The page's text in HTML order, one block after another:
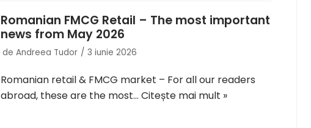
Romanian FMCG Retail – The most important
news from May 2026
de Andreea Tudor 3 iunie 2026
Romanian retail & FMCG market – For all our readers
abroad, these are the most… Citește mai mult »